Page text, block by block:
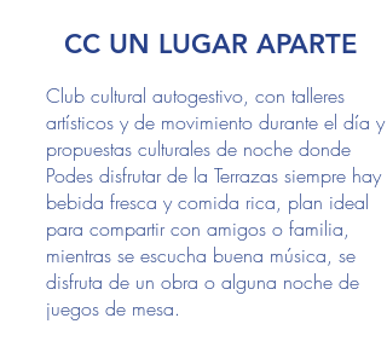
CC UN LUGAR APARTE
Club cultural autogestivo, con talleres
artísticos y de movimiento durante el día y
propuestas culturales de noche donde
Podes disfrutar de la Terrazas siempre hay
bebida fresca y comida rica, plan ideal
para compartir con amigos o familia,
mientras se escucha buena música, se
disfruta de un obra o alguna noche de
juegos de mesa.